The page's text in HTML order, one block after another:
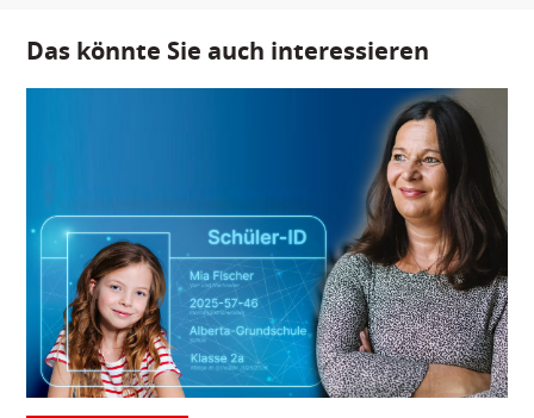
Das könnte Sie auch interessieren